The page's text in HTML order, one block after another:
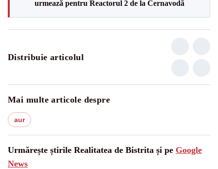
urmează pentru Reactorul 2 de la Cernavodă
Distribuie articolul
Mai multe articole despre
aur
Urmărește știrile Realitatea de Bistrita și pe Google
News